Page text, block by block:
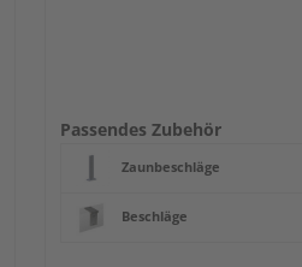
Passendes Zubehör
Zaunbeschläge
Beschläge